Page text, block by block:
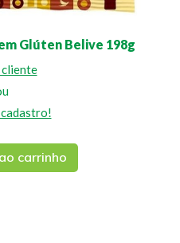
Glúten Belive 198g
cliente
cadastro!
carrinho